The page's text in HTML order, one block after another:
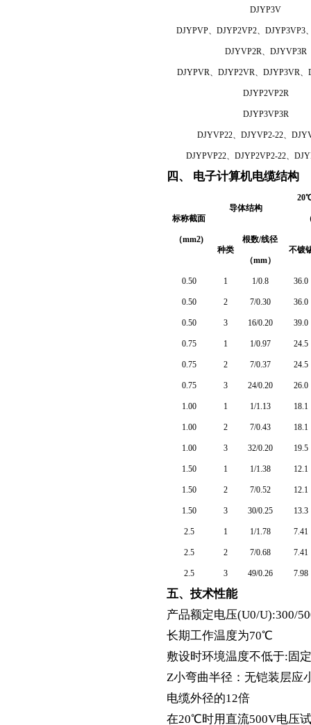
DJYP3V
DJYPVP、DJYP2VP2、DJYP3VP3
DJYVP2R、DJYVP3R
DJYPVR、DJYP2VR、DJYP3VR、
DJYP2VP2R
DJYP3VP3R
DJYVP22、DJYVP2-22、
DJYPVP22、DJYP2VP2-22、
四、 电子计算机电缆结构
标称截面
（mm2)
导体结构
20
种类
根数/线径
（mm）
不镀
0.50 1 1/0.8 36.0
0.50 2 7/0.30 36.0
0.50 3 16/0.20 39.0
0.75 1 1/0.97 24.5
0.75 2 7/0.37 24.5
0.75 3 24/0.20 26.0
1.00 1 1/1.13 18.1
1.00 2 7/0.43 18.1
1.00 3 32/0.20 19.5
1.50 1 1/1.38 12.1
1.50 2 7/0.52 12.1
1.50 3 30/0.25 13.3
2.5 1 1/1.78 7.41
2.5 2 7/0.68 7.41
2.5 3 49/0.26 7.98
五、技术性能
产品额定电压(U0/U):300/
长期工作温度为70℃
敷设时环境温度不低于:固
Z小弯曲半径：无铠装层应
电缆外径的12倍
在20℃时用直流500V电压